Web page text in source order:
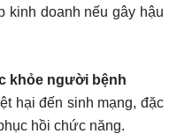
kinh doanh nếu gây hậu
khỏe người bệnh
hại đến sinh mạng, đặc
hồi chức năng.